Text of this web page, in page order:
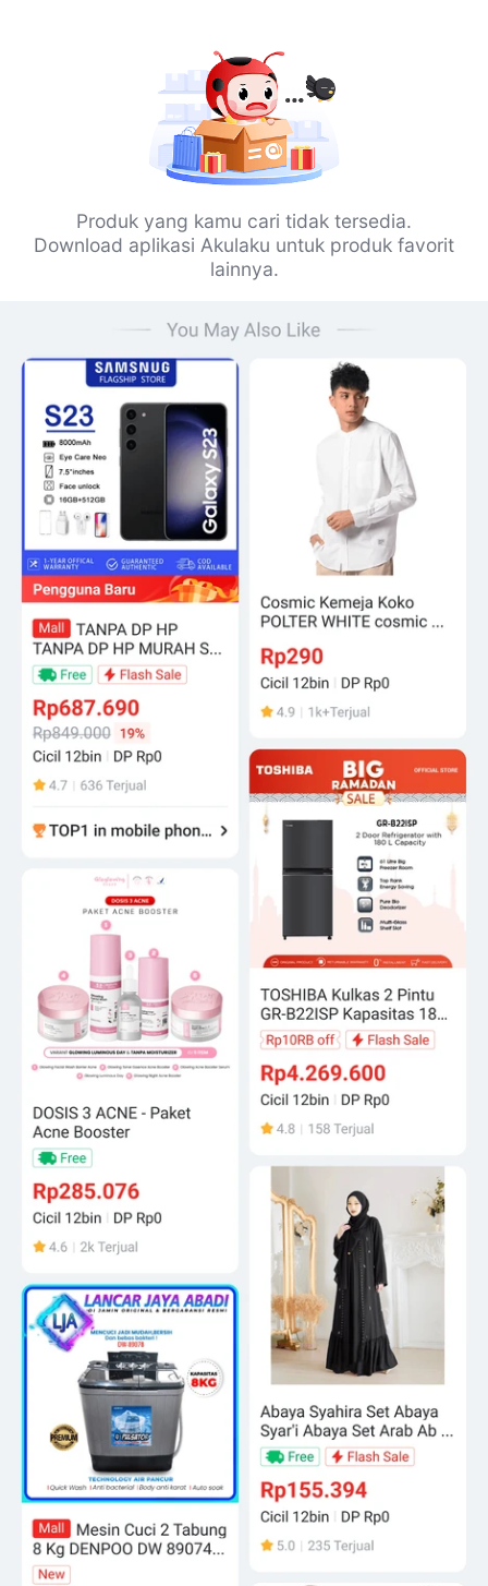
Produk yang kamu cari tidak tersedia.
Download aplikasi Akulaku untuk produk favorit
lainnya.